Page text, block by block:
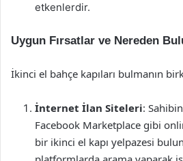
etkenlerdir.
Uygun Fırsatlar ve Nereden
İkinci el bahçe kapıları bulmanın
İnternet İlan Siteleri:
Facebook Marketplace gibi
bir ikinci el kapı yelpazesi